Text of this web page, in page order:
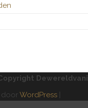
doorWordPress